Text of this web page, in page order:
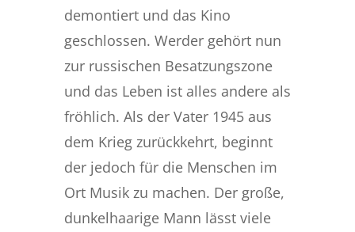
demontiert und das Kino
geschlossen. Werder gehört nun
zur russischen Besatzungszone
und das Leben ist alles andere als
fröhlich. Als der Vater 1945 aus
dem Krieg zurückkehrt, beginnt
der jedoch für die Menschen im
Ort Musik zu machen. Der große,
dunkelhaarige Mann lässt viele